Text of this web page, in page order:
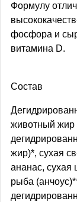
Формулу
фосфора и
витамина D.
Состав
животный жир
жир)*, сухая
ананас, сухая
рыба